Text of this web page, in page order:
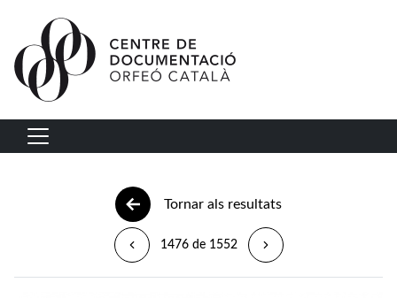
Vés al contingut
Navegació principal
Tornar als resultats
1476 de 1552